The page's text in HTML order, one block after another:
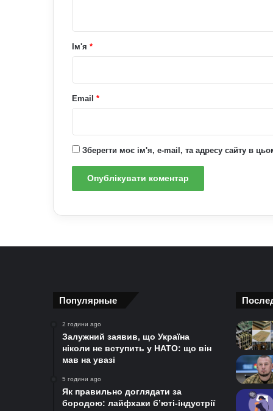
рІм'я *
Email *
Зберегти моє ім'я, e-mail, та адресу сайту в
Популярные
2 години ago
Залужний заявив, що Україна
ніколи не вступить у НАТО: що він
мав на увазі
5 години ago
Як правильно доглядати за
бородою: лайфхаки б’юті-індустрії